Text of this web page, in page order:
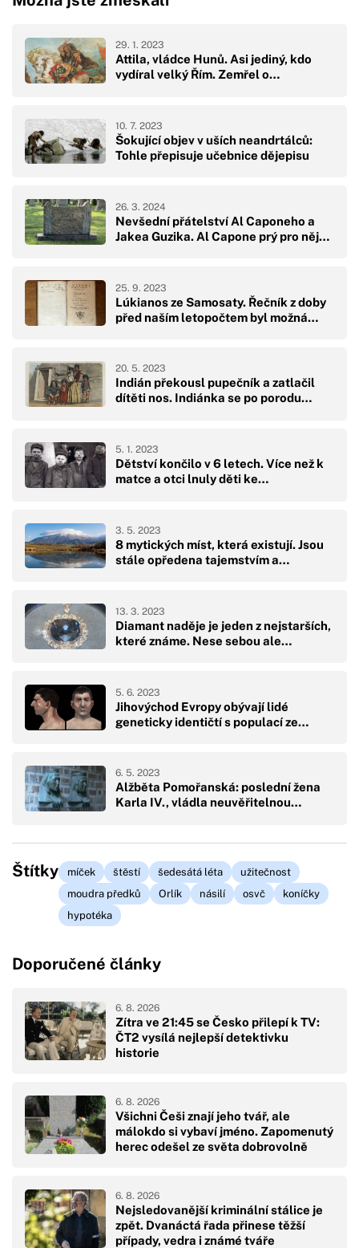
Attila, vládce Hunů. Asi jediný, kdo
vydíral velký Řím. Zemřel o…
29. 1. 2023
Šokující objev v uších neandrtálců:
Tohle přepisuje učebnice dějepisu
10. 7. 2023
Nevšední přátelství Al Caponeho a
Jakea Guzika. Al Capone prý pro něj…
26. 3. 2024
Lúkianos ze Samosaty. Řečník z doby
před naším letopočtem byl možná…
25. 9. 2023
Indián překousl pupečník a zatlačil
dítěti nos. Indiánka se po porodu…
20. 5. 2023
Dětství končilo v 6 letech. Více než k
matce a otci lnuly děti ke…
5. 1. 2023
8 mytických míst, která existují. Jsou
stále opředena tajemstvím a…
3. 5. 2023
Diamant naděje je jeden z nejstarších,
které známe. Nese sebou ale…
13. 3. 2023
Jihovýchod Evropy obývají lidé
geneticky identičtí s populací ze…
5. 6. 2023
Alžběta Pomořanská: poslední žena
Karla IV., vládla neuvěřitelnou…
6. 5. 2023
Štítky míček štěstí šedesátá léta
užitečnost
moudra předků
Orlík násilí osvč
koníčky
hypotéka
Doporučené články
Zítra ve 21:45 se Česko přilepí k TV:
ČT2 vysílá nejlepší detektivku
historie
6. 8. 2026
Všichni Češi znají jeho tvář, ale
málokdo si vybaví jméno. Zapomenutý
herec odešel ze světa dobrovolně
6. 8. 2026
Nejsledovanější kriminální stálice je
zpět. Dvanáctá řada přinese těžší
případy, vedra i známé tváře
6. 8. 2026